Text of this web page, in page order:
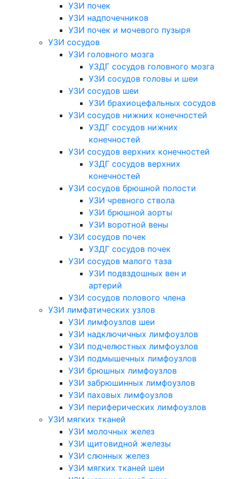
УЗИ почек
УЗИ надпочечников
УЗИ почек и мочевого пузыря
УЗИ сосудов
УЗИ головного мозга
УЗДГ сосудов головного мозга
УЗИ сосудов головы и шеи
УЗИ сосудов шеи
УЗИ брахиоцефальных сосудов
УЗИ сосудов нижних конечностей
УЗДГ сосудов нижних
конечностей
УЗИ сосудов верхних конечностей
УЗДГ сосудов верхних
конечностей
УЗИ сосудов брюшной полости
УЗИ чревного ствола
УЗИ брюшной аорты
УЗИ воротной вены
УЗИ сосудов почек
УЗДГ сосудов почек
УЗИ сосудов малого таза
УЗИ подвздошных вен и
артерий
УЗИ сосудов полового члена
УЗИ лимфатических узлов
УЗИ лимфоузлов шеи
УЗИ надключичных лимфоузлов
УЗИ подчелюстных лимфоузлов
УЗИ подмышечных лимфоузлов
УЗИ брюшных лимфоузлов
УЗИ забрюшинных лимфоузлов
УЗИ паховых лимфоузлов
УЗИ периферических лимфоузлов
УЗИ мягких тканей
УЗИ молочных желез
УЗИ щитовидной железы
УЗИ слюнных желез
УЗИ мягких тканей шеи